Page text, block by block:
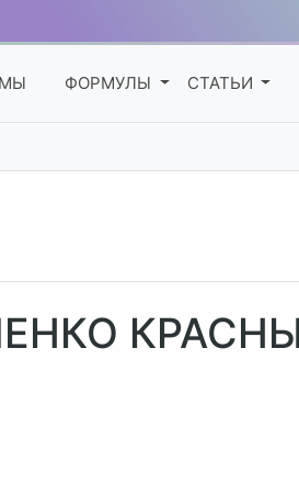
ФОРМУЛЫ СТАТЬИ